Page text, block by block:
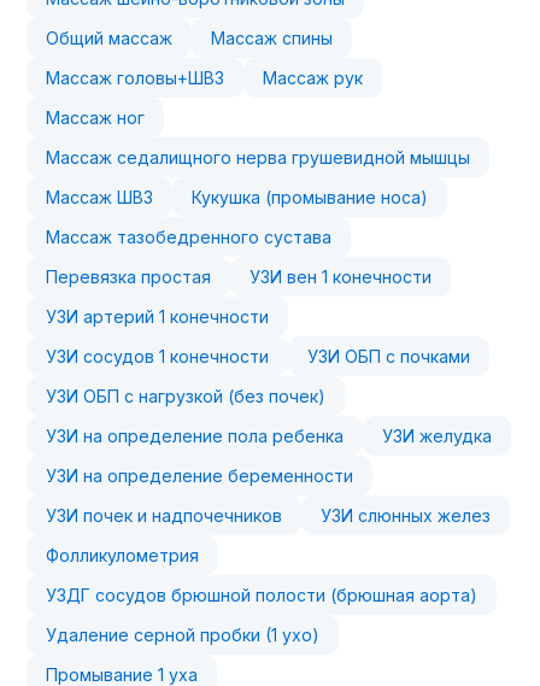
Общий массаж
Массаж спины
Массаж головы+ШВЗ
Массаж рук
Массаж ног
Массаж седалищного нерва грушевидной мышцы
Массаж ШВЗ
Кукушка (промывание носа)
Массаж тазобедренного сустава
Перевязка простая
УЗИ вен 1 конечности
УЗИ артерий 1 конечности
УЗИ сосудов 1 конечности
УЗИ ОБП с почками
УЗИ ОБП с нагрузкой (без почек)
УЗИ на определение пола ребенка
УЗИ желудка
УЗИ на определение беременности
УЗИ почек и надпочечников
УЗИ слюнных желез
Фолликулометрия
УЗДГ сосудов брюшной полости (брюшная аорта)
Удаление серной пробки (1 ухо)
Промывание 1 уха